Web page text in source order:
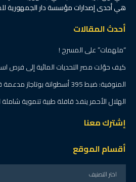
هي أحدى إصدارات مؤسسة دار الجمهورية
أحدث المقالات
“ملهمات” على المسرح !
كيف حوّلت مصر التحديات المائية إلى فرص
المنوفية: ضبط 395 أسطوانة بوتاجاز مدعمة قبل طرحها بالأسوق
الهلال الأحمر ينفذ قافلة طبية تنموية
إشترك معنا
أقسام الموقع